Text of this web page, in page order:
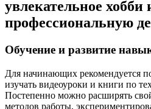
увлекательное хобби
профессиональную
Обучение и развитие
Для начинающих рекомендуется
изучать видеоуроки и книги по
Постепенно можно расширять
методов работы,